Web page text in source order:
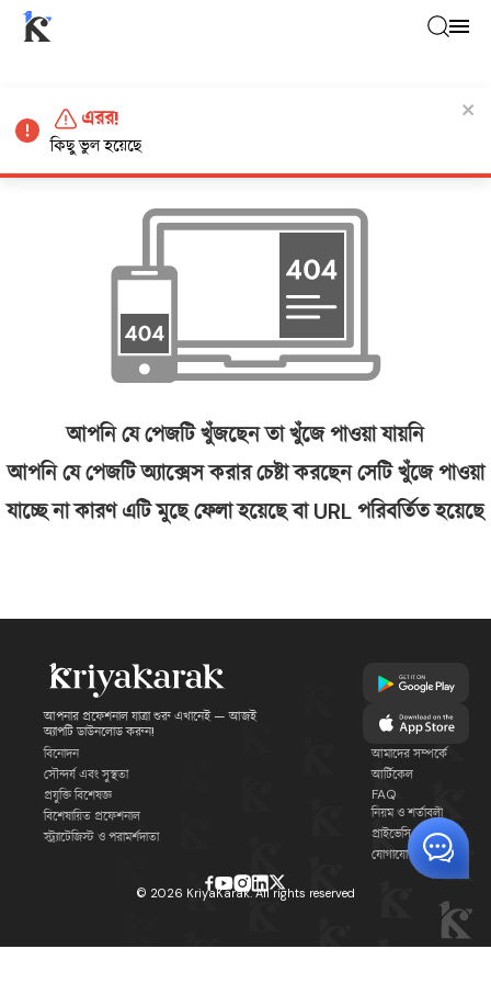
আপনি যে পেজটি খুঁজছেন তা খুঁজে পাওয়া যায়নি
আপনি যে পেজটি অ্যাক্সেস করার চেষ্টা করছেন সেটি খুঁজে পাওয়া
যাচ্ছে না কারণ এটি মুছে ফেলা হয়েছে বা URL পরিবর্তিত হয়েছে
আপনার প্রফেশনাল যাত্রা শুরু এখানেই — আজই
অ্যাপটি ডাউনলোড করুন!
বিনোদন
সৌন্দর্য এবং সুস্থতা
প্রযুক্তি বিশেষজ্ঞ
বিশেষায়িত প্রফেশনাল
স্ট্র্যাটেজিস্ট ও পরামর্শদাতা
আমাদের সম্পর্কে
আর্টিকেল
FAQ
নিয়ম ও শর্তাবলী
প্রাইভেসি পলিসি
যোগাযোগ
© 2026 KriyaKarak. All rights reserved
এরর!
কিছু ভুল হয়েছে